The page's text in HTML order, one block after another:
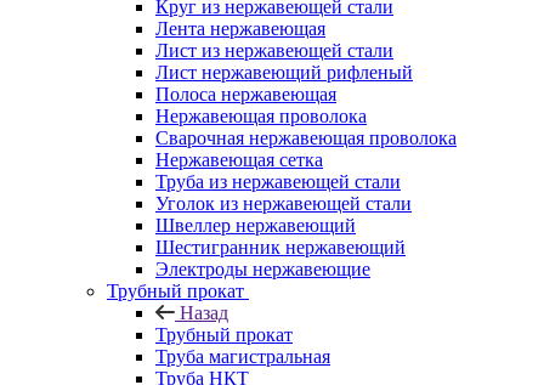
Круг из нержавеющей стали
Лента нержавеющая
Лист из нержавеющей стали
Лист нержавеющий рифленый
Полоса нержавеющая
Нержавеющая проволока
Сварочная нержавеющая проволока
Нержавеющая сетка
Труба из нержавеющей стали
Уголок из нержавеющей стали
Швеллер нержавеющий
Шестигранник нержавеющий
Электроды нержавеющие
Трубный прокат
Назад
Трубный прокат
Труба магистральная
Труба НКТ